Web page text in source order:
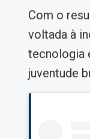
Com o
voltada à
tecnologia
juventude